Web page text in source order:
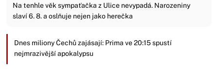
Na tenhle věk sympaťačka z Ulice nevypadá. Narozeniny
slaví 6. 8. a oslňuje nejen jako herečka
Dnes miliony Čechů zajásají: Prima ve 20:15 spustí
nejmrazivější apokalypsu